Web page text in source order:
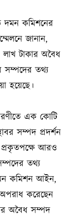
দমন কমিশনের
জানান,
টাকার অবৈধ
সম্পদের তথ্য
হয়েছে।
এক কোটি
সম্পদ প্রদর্শন
আরও
তথ্য
কমিশন আইন,
করেছেন
অবৈধ সম্পদ